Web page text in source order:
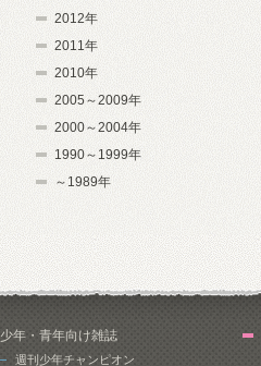
2012年
2011年
2010年
2005～2009年
2000～2004年
1990～1999年
～1989年
少年・青年向け雑誌
週刊少年チャンピオン